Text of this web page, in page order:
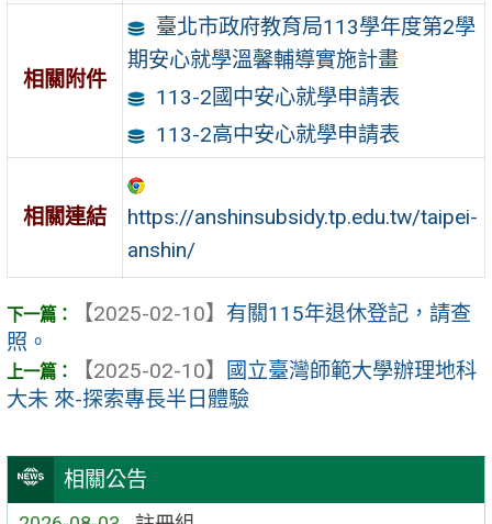
相關公告
相關附件
臺北市政府教育局113學年度第2學
期安心就學溫馨輔導實施計畫
113-2國中安心就學申請表
113-2高中安心就學申請表
相關連結
https://anshinsubsidy.tp.edu.tw/taipei-
anshin/
【2025-02-10】 有關115年退休登記，請查
照。
【2025-02-10】
國立臺灣師範大學辦理地科
大未 來-探索專長半日體驗